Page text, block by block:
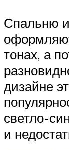
Спальню
тонах, а
дизайне
светло-
и